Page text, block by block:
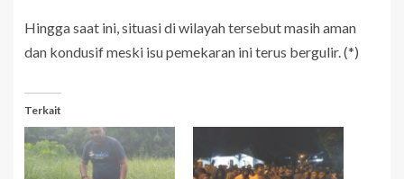
Hingga saat ini, situasi di wilayah tersebut masih aman
dan kondusif meski isu pemekaran ini terus bergulir. (*)
Terkait